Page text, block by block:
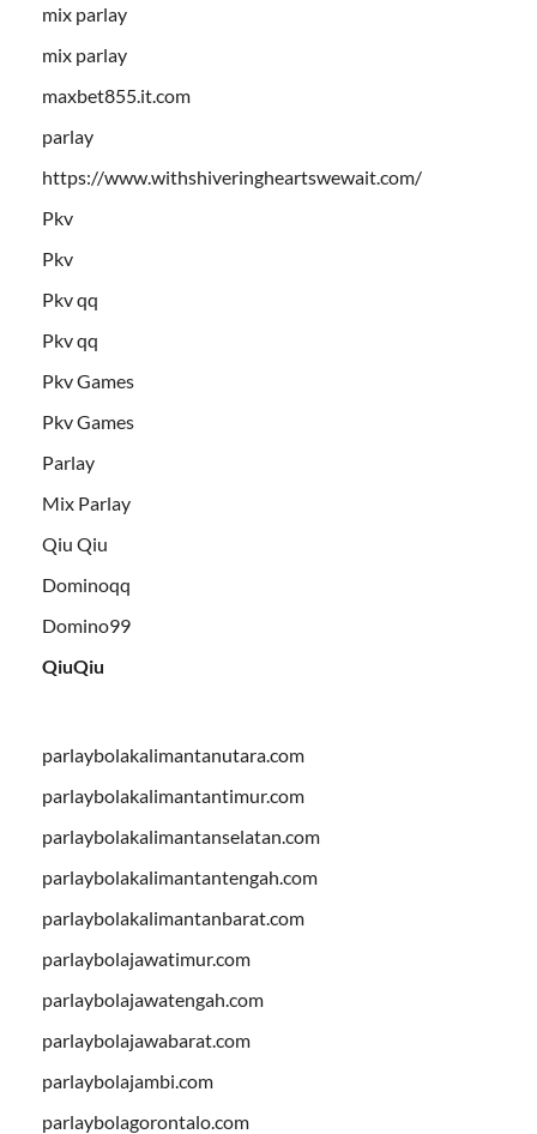
mix parlay
mix parlay
maxbet855.it.com
parlay
https://www.withshiveringheartswewait.com/
Pkv
Pkv
Pkv qq
Pkv qq
Pkv Games
Pkv Games
Parlay
Mix Parlay
Qiu Qiu
Dominoqq
Domino99
QiuQiu
parlaybolakalimantanutara.com
parlaybolakalimantantimur.com
parlaybolakalimantanselatan.com
parlaybolakalimantantengah.com
parlaybolakalimantanbarat.com
parlaybolajawatimur.com
parlaybolajawatengah.com
parlaybolajawabarat.com
parlaybolajambi.com
parlaybolagorontalo.com